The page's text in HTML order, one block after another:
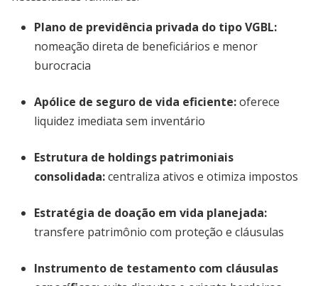
Plano de previdência privada do tipo VGBL:
nomeação direta de beneficiários e menor
burocracia
Apólice de seguro de vida eficiente:oferece
liquidez imediata sem inventário
Estrutura de holdings patrimoniais
consolidada:centraliza ativos e otimiza impostos
Estratégia de doação em vida planejada:
transfere patrimônio com proteção e cláusulas
Instrumento de testamento com cláusulas